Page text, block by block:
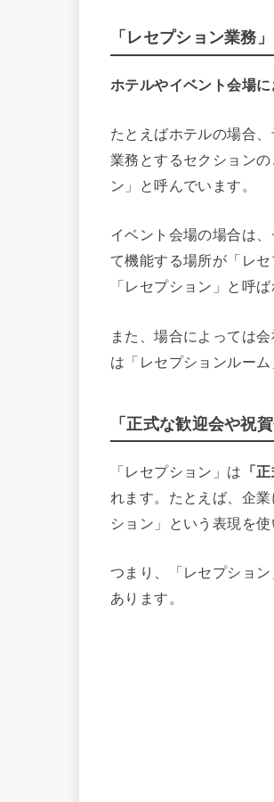
「レセプション業務
ホテルやイベント会場に
たとえばホテルの場合
業務とするセクション
ン」と呼んでいます。
イベント会場の場合は
て機能する場所が「レ
「レセプション」と呼ば
また、場合によっては
は「レセプションルーム
「正式な歓迎会や祝
「レセプション」は 「
れます。たとえば、企
ション」という表現を使
つまり、「レセプショ
あります。